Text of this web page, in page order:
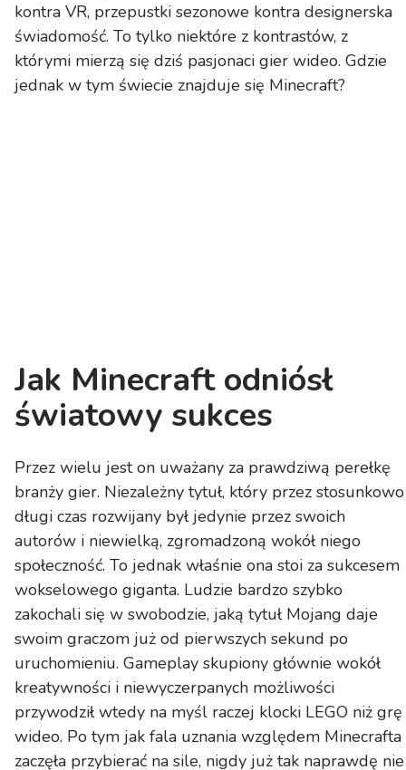
kontra VR, przepustki sezonowe kontra designerska
świadomość. To tylko niektóre z kontrastów, z
którymi mierzą się dziś pasjonaci gier wideo. Gdzie
jednak w tym świecie znajduje się Minecraft?
Jak Minecraft odniósł
światowy sukces
Przez wielu jest on uważany za prawdziwą perełkę
branży gier. Niezależny tytuł, który przez stosunkowo
długi czas rozwijany był jedynie przez swoich
autorów i niewielką, zgromadzoną wokół niego
społeczność. To jednak właśnie ona stoi za sukcesem
wokselowego giganta. Ludzie bardzo szybko
zakochali się w swobodzie, jaką tytuł Mojang daje
swoim graczom już od pierwszych sekund po
uruchomieniu. Gameplay skupiony głównie wokół
kreatywności i niewyczerpanych możliwości
przywodził wtedy na myśl raczej klocki LEGO niż grę
wideo. Po tym jak fala uznania względem Minecrafta
zaczęła przybierać na sile, nigdy już tak naprawdę nie